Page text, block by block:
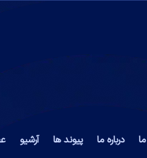
درباره ما پیوند ها آرشیو